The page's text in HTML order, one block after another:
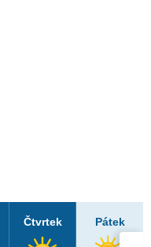
Čtvrtek Pátek